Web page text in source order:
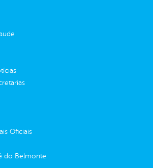
Oficiais
do Belmonte